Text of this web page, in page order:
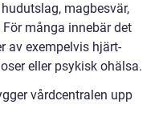
magbesvär,
många innebär det
av exempelvis hjärt-
eller psykisk ohälsa.
vårdcentralen upp